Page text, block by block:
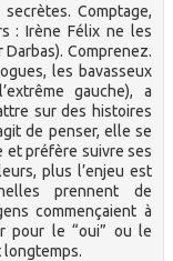
Comptage,
: Irène Félix ne les
Comprenez.
les bavasseux
gauche), a
sur des histoires
de penser, elle se
et préfère suivre ses
plus l’enjeu est
prennent de
commençaient à
pour le “oui” ou le
longtemps.